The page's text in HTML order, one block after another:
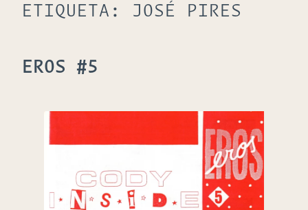
ETIQUETA: JOSÉ PIRES
EROS #5